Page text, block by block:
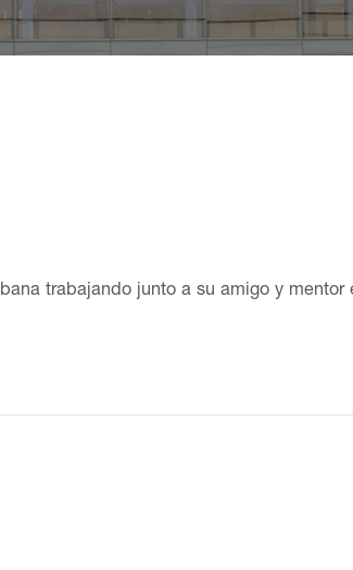
trabajando junto a su amigo y
tendencia épica en la fotografía
transformaciones del campo cubano
del socialismo en Europa del Este
temas o eventos. Su obra, de 50